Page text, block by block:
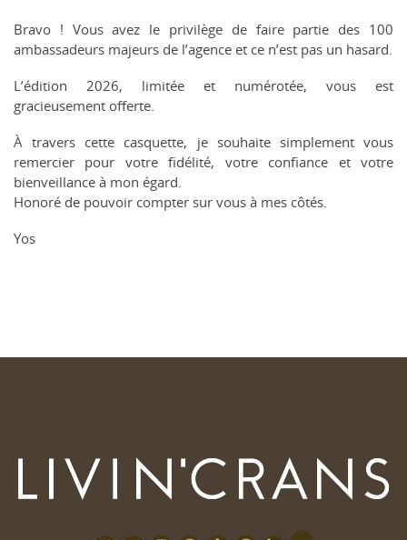
Bravo ! Vous avez le privilège de faire partie des 100
ambassadeurs majeurs de l’agence et ce n’est pas un hasard.
L’édition 2026, limitée et numérotée, vous est
gracieusement offerte.
À travers cette casquette, je souhaite simplement vous
remercier pour votre fidélité, votre confiance et votre
bienveillance à mon égard.
Honoré de pouvoir compter sur vous à mes côtés.
Yos